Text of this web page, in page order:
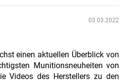
03.03.2022
einen aktuellen Überblick von
Munitionsneuheiten von
Videos des Herstellers zu den